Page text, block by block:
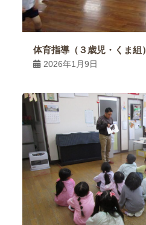
体育指導（３歳児・くま組）
2026年1月9日